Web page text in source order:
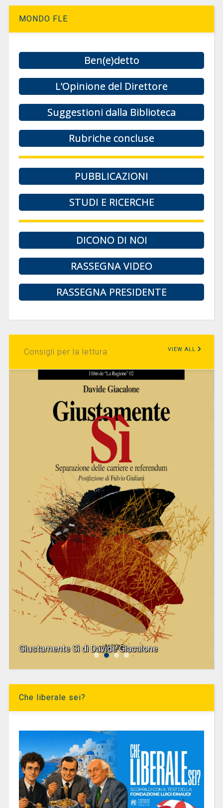
MONDO FLE
Ben(e)detto
L’Opinione del Direttore
Suggestioni dalla Biblioteca
Rubriche concluse
PUBBLICAZIONI
STUDI E RICERCHE
DICONO DI NOI
RASSEGNA VIDEO
RASSEGNA PRESIDENTE
Consigli per la lettura VIEW ALL
Giustamente Sì di Davide Giacalone
Che liberale sei?